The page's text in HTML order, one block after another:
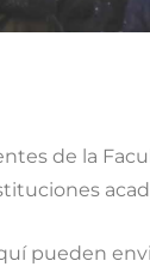
de la
pueden